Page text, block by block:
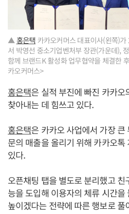
▲홍은택 카카오커머스 대표이사(왼쪽)
서 박영선 중소기업벤처부 장관(가운데),
함께 브랜드K 활성화 업무협약을 체결한
카오커머스>
홍은택은 실적 부진에 빠진 카카
찾아내는 데 힘쓰고 있다.
홍은택은 카카오 사업에서 가장
문의 매출을 올리기 위해 카카오
있다.
오픈채팅 탭을 별도로 분리했고
능을 도입해 이용자의 체류 시간
높이겠다는 전략에 따른 행보로 풀